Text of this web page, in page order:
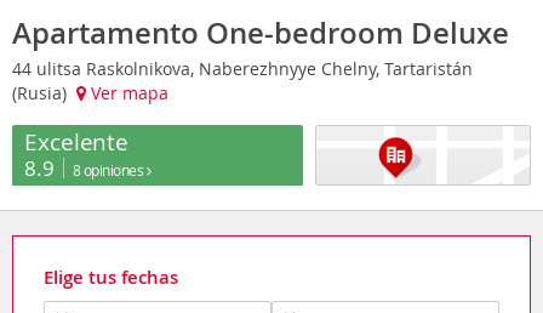
Apartamento One-bedroom Deluxe
44 ulitsa Raskolnikova, Naberezhnyye Chelny, Tartaristán
(Rusia)
Ver mapa
Excelente
8.9 8 opiniones
Elige tus fechas